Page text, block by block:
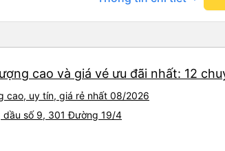
nhưng công ty đã thông
khoảng 4:00 sáng và 9:00
cấp bàn chải đánh răng, đó
nghỉ đêm nào cho đến
chịu. Có vẻ như lịch trình
cao và giá vé ưu đãi nhất: 12
cao, uy tín, giá rẻ nhất 08/2026
dầu số 9, 301 Đường 19/4